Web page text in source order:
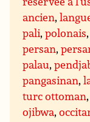
ancien,
pali,polonais
persan,
palau,
pangasinan,
turc ottoman
ojibwa,